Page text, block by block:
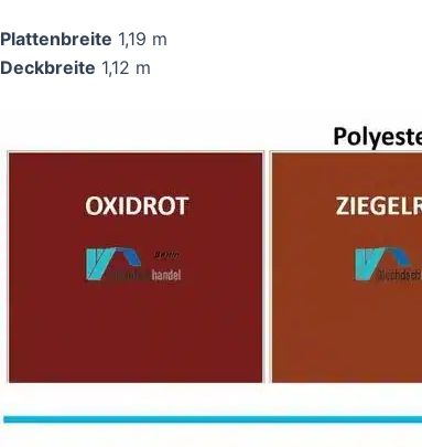
Plattenbreite 1,19 m
Deckbreite 1,12 m